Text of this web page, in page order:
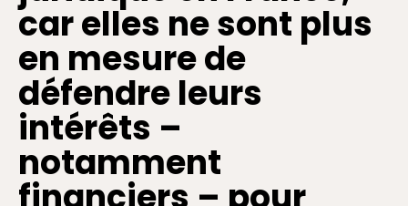
car elles ne sont plus
en mesure de
défendre leurs
intérêts –
notamment